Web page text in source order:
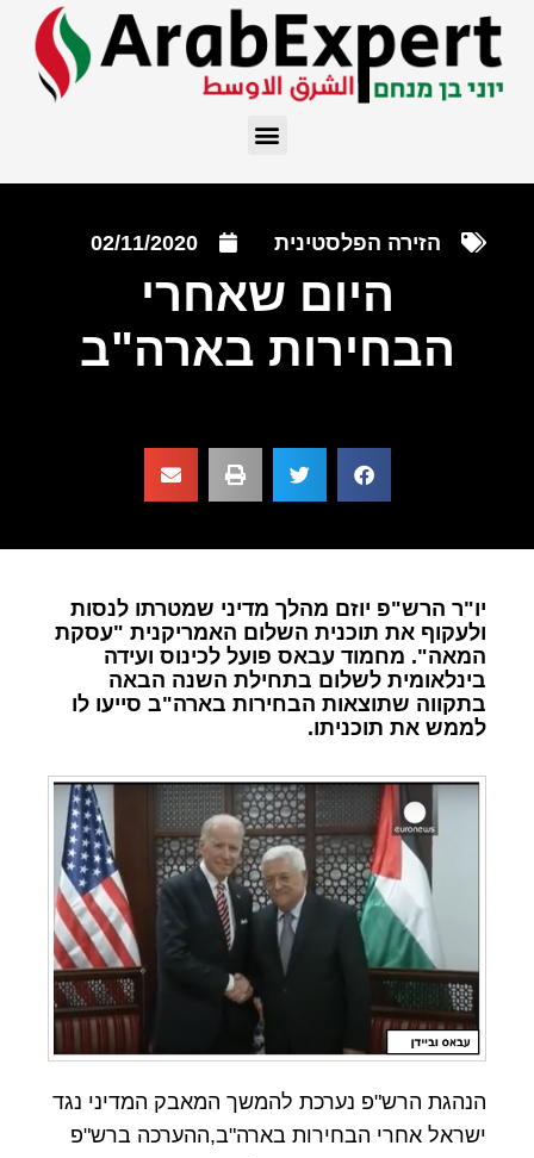
הזירה הפלסטינית 02/11/2020
היום שאחרי
הבחירות בארה"ב
יו"ר הרש"פ יוזם מהלך מדיני שמטרתו לנסות
ולעקוף את תוכנית השלום האמריקנית "עסקת
המאה". מחמוד עבאס פועל לכינוס ועידה
בינלאומית לשלום בתחילת השנה הבאה
בתקווה שתוצאות הבחירות בארה"ב סייעו לו
לממש את תוכניתו.
הנהגת הרש"פ נערכת להמשך המאבק המדיני נגד
ישראל אחרי הבחירות בארה"ב,ההערכה ברש"פ